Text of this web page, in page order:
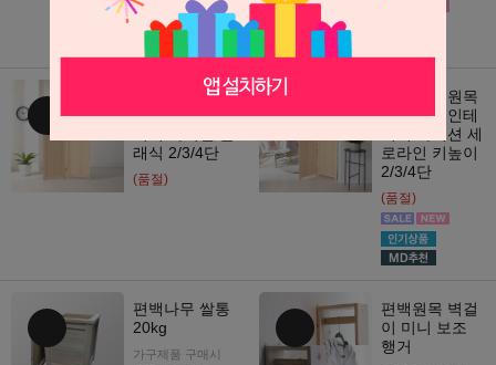
편백드림 원목
편백나무 인테
래식 2/3/4단
(품절)
편백드림 원목
편백나무 인테
리어 파티션 세
로라인 키높이
2/3/4단
(품절)
편백나무 쌀통
20kg
가구제품 구매시
편백원목 벽걸
이 미니 보조
행거